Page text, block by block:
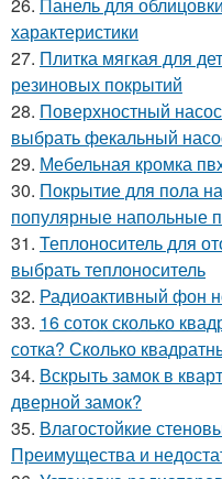
характеристики
27. Плитка мягкая для
резиновых покрытий
28. Поверхностный
выбрать фекальный
29. Мебельная кромка
30. Покрытие для пола
популярные напольные
31. Теплоноситель для
выбрать теплоноситель
32. Радиоактивный фон
33. 16 соток сколько
сотка? Сколько
34. Вскрыть замок в
дверной замок?
35. Влагостойкие
Преимущества и